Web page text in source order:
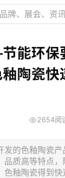
能环保
陶瓷快
2654阅
发的色釉陶瓷
品质高等特点
色釉陶瓷得到